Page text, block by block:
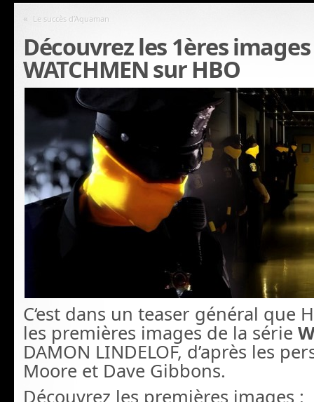
« Le succès d’Aquaman
Découvrez les 1ères
WATCHMEN sur HBO
C‘est dans un teaser général que
les premières images de la série
DAMON LINDELOF, d’après les
Moore et Dave Gibbons.
Découvrez les premières images :